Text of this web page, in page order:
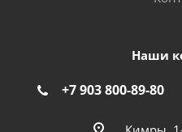
Наши
+7 903 800-89-80